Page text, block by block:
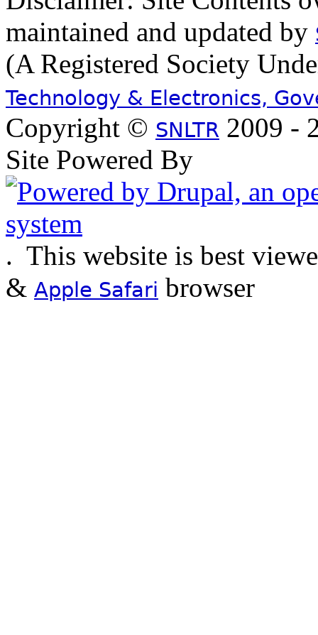
maintained and updated by
(A Registered Society
Technology & Electronics,
Copyright © SNLTR 2009 -
Site Powered By
. This website is best
& Apple Safari browser